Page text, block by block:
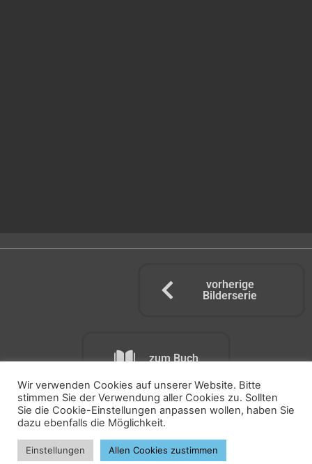
vorherige
Bilderserie
zum Buch
nächste Bilderserie
Wir verwenden Cookies auf unserer Website. Bitte
stimmen Sie der Verwendung aller Cookies zu. Sollten
Sie die Cookie-Einstellungen anpassen wollen, haben Sie
dazu ebenfalls die Möglichkeit.
Einstellungen Allen Cookies zustimmen